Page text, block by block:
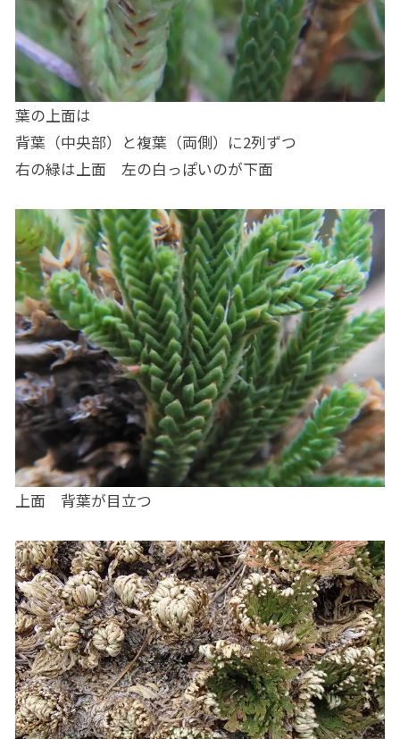
葉の上面は
背葉（中央部）と複葉（両側）に2列ずつ
右の緑は上面 左の白っぽいのが下面
上面 背葉が目立つ